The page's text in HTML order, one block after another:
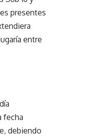
presentes
entre
fecha
debiendo